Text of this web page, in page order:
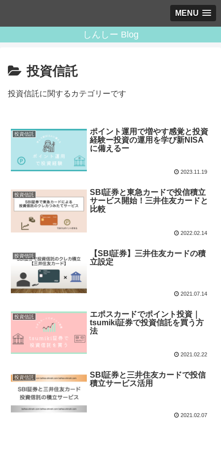
MENU
しんしー Blog
投資信託
投資信託に関するカテゴリーです
投資信託
ポイント運用で増やす感覚と投資
経験ー投資の運用を学び新NISA
に備えるー
2023.11.19
投資信託
SBI証券と東急カードで投信積立
サービス開始！三井住友カードと
比較
2022.02.14
投資信託
【SBI証券】三井住友カードの積
立設定
2021.07.14
投資信託
エポスカードでポイント投資｜
tsumiki証券で投資信託を買う方
法
2021.02.22
投資信託
SBI証券と三井住友カードで投信
積立サービス活用
2021.02.07